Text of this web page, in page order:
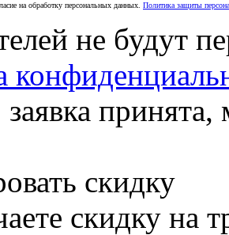
на обработку персональных данных. Политика защиты
не будут
заявка
скидку
скидку на